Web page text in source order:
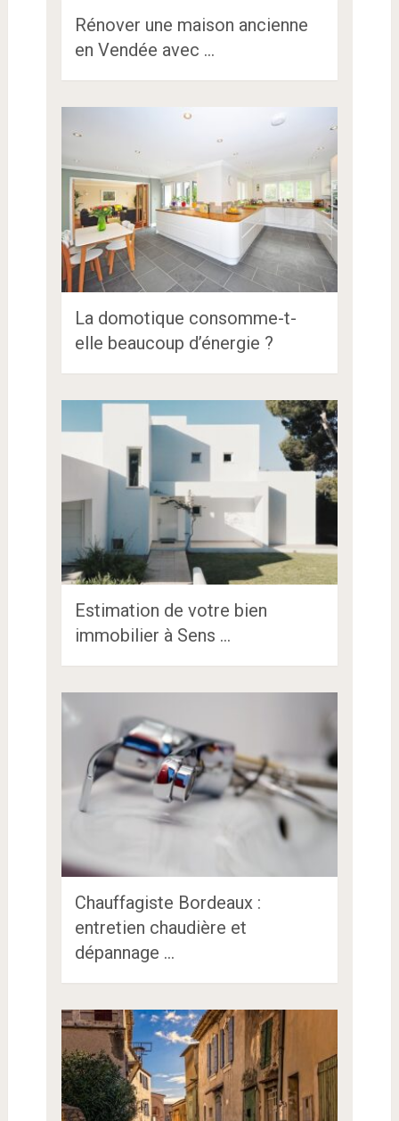
Rénover une maison ancienne
en Vendée avec …
La domotique consomme-t-
elle beaucoup d’énergie ?
Estimation de votre bien
immobilier à Sens …
Chauffagiste Bordeaux :
entretien chaudière et
dépannage …